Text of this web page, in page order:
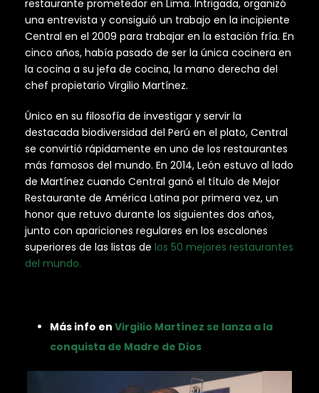
restaurante prometedor en Lima. Intrigada, organizó
una entrevista y consiguió un trabajo en la incipiente
Central en el 2009 para trabajar en la estación fría. En
cinco años, había pasado de ser la única cocinera en
la cocina a su jefa de cocina, la mano derecha del
chef propietario Virgilio Martínez.
Único en su filosofía de investigar y servir la
destacada biodiversidad del Perú en el plato, Central
se convirtió rápidamente en uno de los restaurantes
más famosos del mundo. En 2014, León estuvo al lado
de Martínez cuando Central ganó el título de Mejor
Restaurante de América Latina por primera vez, un
honor que retuvo durante los siguientes dos años,
junto con apariciones regulares en los escalones
superiores de las listas de los 50 mejores restaurantes
del mundo.
Más info en Virgilio Martínez se lanza a la
conquista de Madre de Dios